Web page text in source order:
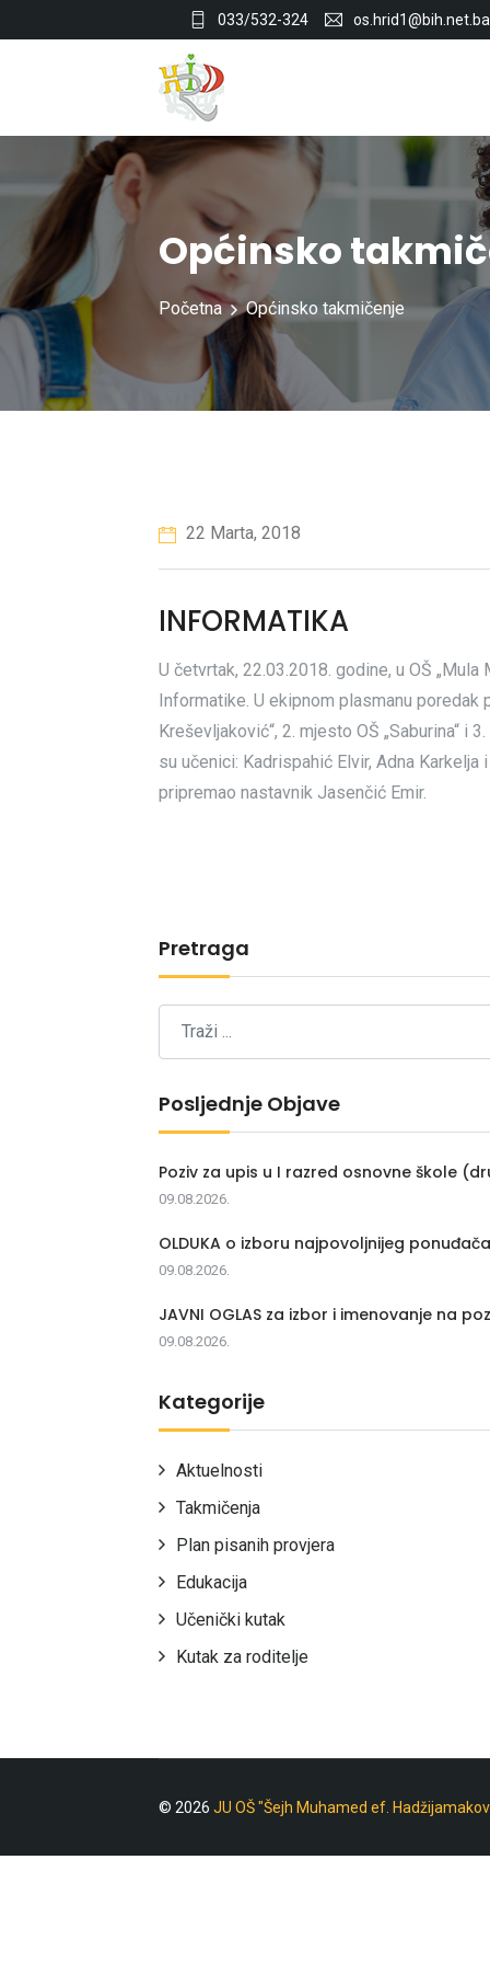
033/532-324 os.hrid1@bih.net.ba
Općinsko
Početna Općinsko takmičenje
22 Marta, 2018
INFORMATIKA
U četvrtak, 22.03.2018. godine, u OŠ
Informatike. U ekipnom plasmanu poredak
Kreševljaković“, 2. mjesto OŠ „Saburina“ i
su učenici: Kadrispahić Elvir, Adna
pripremao nastavnik Jasenčić Emir.
Pretraga
Posljednje Objave
Poziv za upis u I razred osnovne škole
09.08.2026.
OLDUKA o izboru najpovoljnijeg
09.08.2026.
JAVNI OGLAS za izbor i imenovanje na
09.08.2026.
Kategorije
Aktuelnosti
Takmičenja
Plan pisanih provjera
Edukacija
Učenički kutak
Kutak za roditelje
© 2026 JU OŠ "Šejh Muhamed ef.